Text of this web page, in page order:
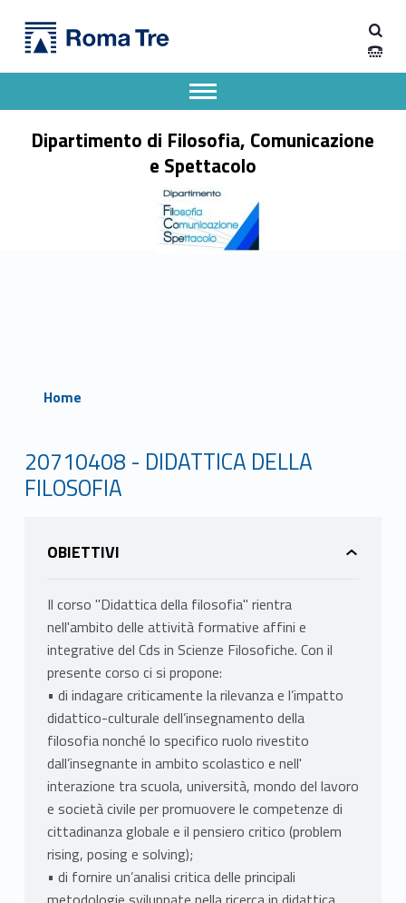
Dipartimento di Filosofia, Comunicazione e Spettacolo
Dipartimento di Filosofia, Comunicazione
e Spettacolo
Apri il menu secondario
Header info sidebar
Home
20710408 - DIDATTICA DELLA
FILOSOFIA
OBIETTIVI
Il corso "Didattica della filosofia" rientra
nell'ambito delle attività formative affini e
integrative del Cds in Scienze Filosofiche. Con il
presente corso ci si propone:
• di indagare criticamente la rilevanza e l’impatto
didattico-culturale dell’insegnamento della
filosofia nonché lo specifico ruolo rivestito
dall’insegnante in ambito scolastico e nell'
interazione tra scuola, università, mondo del lavoro
e società civile per promuovere le competenze di
cittadinanza globale e il pensiero critico (problem
rising, posing e solving);
• di fornire un’analisi critica delle principali